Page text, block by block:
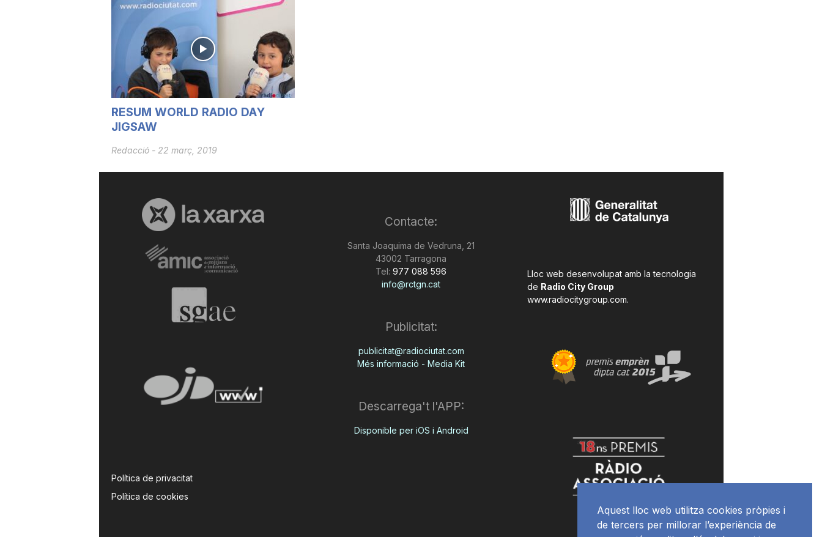
u
a
e
r
a
o
RESUM WORLD RADIO DAY
JIGSAW
Redacció - 22 març, 2019
Política de privacitat
Política de cookies
Contacte:
Santa Joaquima de Vedruna, 21
43002 Tarragona
Tel: 977 088 596
info@rctgn.cat
Publicitat:
publicitat@radiociutat.com
Més informació - Media Kit
Descarrega't l'APP:
Disponible per iOS i Android
Lloc web desenvolupat amb la tecnologia
de Radio City Group
www.radiocitygroup.com.
Aquest lloc web utilitza cookies pròpies i
de tercers per millorar l’experiència de